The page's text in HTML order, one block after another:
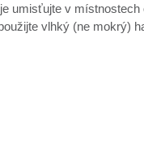
umisťujte v
vlhký (ne mokrý)